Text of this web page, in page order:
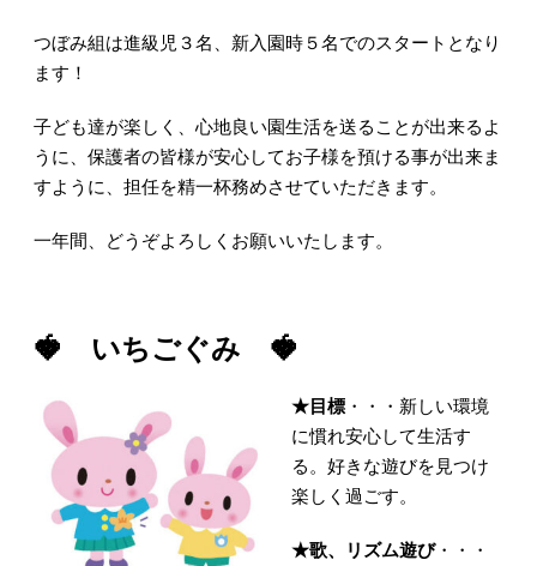
つぼみ組は進級児３名、新入園時５名でのスタートとなり
ます！
子ども達が楽しく、心地良い園生活を送ることが出来るよ
うに、保護者の皆様が安心してお子様を預ける事が出来ま
すように、担任を精一杯務めさせていただきます。
一年間、どうぞよろしくお願いいたします。
🍓 いちごぐみ 🍓
★目標・・・新しい環境
に慣れ安心して生活す
る。好きな遊びを見つけ
楽しく過ごす。
★歌、リズム遊び・・・